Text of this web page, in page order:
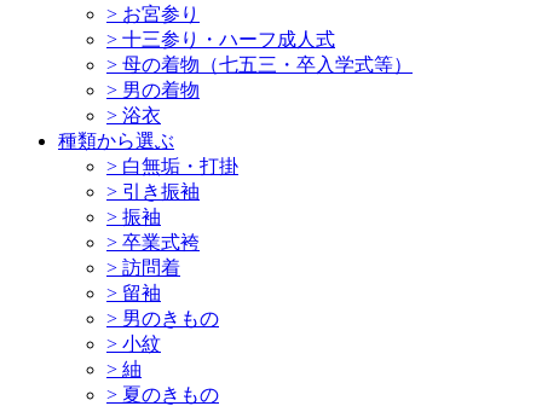
> お宮参り
> 十三参り・ハーフ成人式
> 母の着物（七五三・卒入学式等）
> 男の着物
> 浴衣
種類から選ぶ
> 白無垢・打掛
> 引き振袖
> 振袖
> 卒業式袴
> 訪問着
> 留袖
> 男のきもの
> 小紋
> 紬
> 夏のきもの